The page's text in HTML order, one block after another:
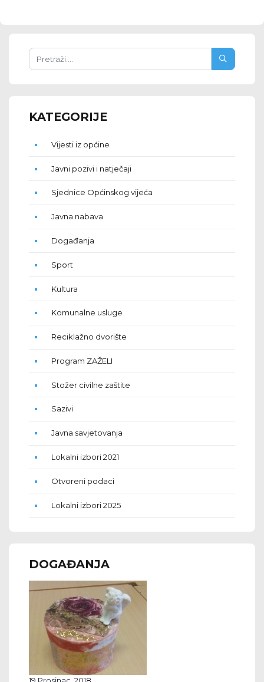
KATEGORIJE
Vijesti iz općine
Javni pozivi i natječaji
Sjednice Općinskog vijeća
Javna nabava
Događanja
Sport
Kultura
Komunalne usluge
Reciklažno dvorište
Program ZAŽELI
Stožer civilne zaštite
Sazivi
Javna savjetovanja
Lokalni izbori 2021
Otvoreni podaci
Lokalni izbori 2025
DOGAĐANJA
19 Prosinac, 2018